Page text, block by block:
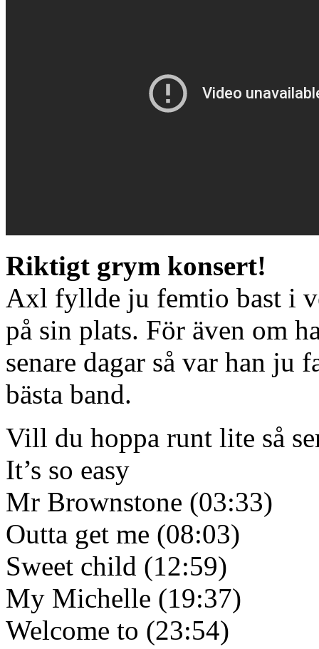
Riktigt grym konsert!
Axl fyllde ju femtio bast i
på sin plats. För även om
senare dagar så var han ju
bästa band.
Vill du hoppa runt lite så
It’s so easy
Mr Brownstone (03:33)
Outta get me (08:03)
Sweet child (12:59)
My Michelle (19:37)
Welcome to (23:54)